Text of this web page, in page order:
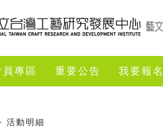
員專區 重要公告 我要報名
活動明細